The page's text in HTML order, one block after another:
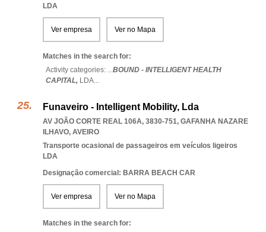
LDA
Ver empresa Ver no Mapa
Matches in the search for:
Activity categories: ...BOUND - INTELLIGENT HEALTH
CAPITAL, LDA...
Funaveiro - Intelligent Mobility, Lda
AV JOÃO CORTE REAL 106A, 3830-751, GAFANHA NAZARE
ILHAVO, AVEIRO
Transporte ocasional de passageiros em veículos ligeiros
LDA
Designação comercial: BARRA BEACH CAR
Ver empresa Ver no Mapa
Matches in the search for: